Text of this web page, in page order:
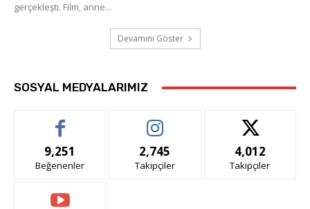
gerçekleşti. Film, anne...
Devamını Göster
SOSYAL MEDYALARIMIZ
9,251
Beğenenler
2,745
Takipçiler
4,012
Takipçiler